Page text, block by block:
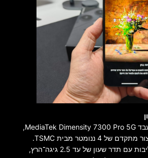
בלב המכשיר פועל מעבד MediaTek Dimensity 7300 Pro 5G,
המבוסס על תהליך ייצור מתקדם של 4 ננומטר מבית TSMC.
המעבד כולל שמונה ליבות עם תדר שעון של עד 2.5 גיגה־הרץ,